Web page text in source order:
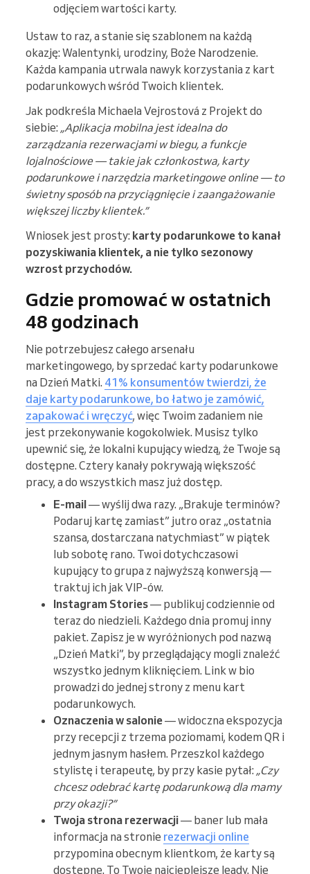
odjęciem wartości karty.
Ustaw to raz, a stanie się szablonem na każdą
okazję: Walentynki, urodziny, Boże Narodzenie.
Każda kampania utrwala nawyk korzystania z kart
podarunkowych wśród Twoich klientek.
Jak podkreśla Michaela Vejrostová z Projekt do
siebie: „Aplikacja mobilna jest idealna do
zarządzania rezerwacjami w biegu, a funkcje
lojalnościowe — takie jak członkostwa, karty
podarunkowe i narzędzia marketingowe online — to
świetny sposób na przyciągnięcie i zaangażowanie
większej liczby klientek.”
Wniosek jest prosty: karty podarunkowe to kanał
pozyskiwania klientek, a nie tylko sezonowy
wzrost przychodów.
Gdzie promować w ostatnich
48 godzinach
Nie potrzebujesz całego arsenału
marketingowego, by sprzedać karty podarunkowe
na Dzień Matki. 41% konsumentów twierdzi, że
daje karty podarunkowe, bo łatwo je zamówić,
zapakować i wręczyć, więc Twoim zadaniem nie
jest przekonywanie kogokolwiek. Musisz tylko
upewnić się, że lokalni kupujący wiedzą, że Twoje są
dostępne. Cztery kanały pokrywają większość
pracy, a do wszystkich masz już dostęp.
E-mail— wyślij dwa razy. „Brakuje terminów?
Podaruj kartę zamiast” jutro oraz „ostatnia
szansa, dostarczana natychmiast” w piątek
lub sobotę rano. Twoi dotychczasowi
kupujący to grupa z najwyższą konwersją —
traktuj ich jak VIP-ów.
Instagram Stories— publikuj codziennie od
teraz do niedzieli. Każdego dnia promuj inny
pakiet. Zapisz je w wyróżnionych pod nazwą
„Dzień Matki”, by przeglądający mogli znaleźć
wszystko jednym kliknięciem. Link w bio
prowadzi do jednej strony z menu kart
podarunkowych.
Oznaczenia w salonie— widoczna ekspozycja
przy recepcji z trzema poziomami, kodem QR i
jednym jasnym hasłem. Przeszkol każdego
stylistę i terapeutę, by przy kasie pytał: „Czy
chcesz odebrać kartę podarunkową dla mamy
przy okazji?”
Twoja strona rezerwacji— baner lub mała
informacja na stronie rezerwacji online
przypomina obecnym klientkom, że karty są
dostępne. To Twoje najcieplejsze leady. Nie